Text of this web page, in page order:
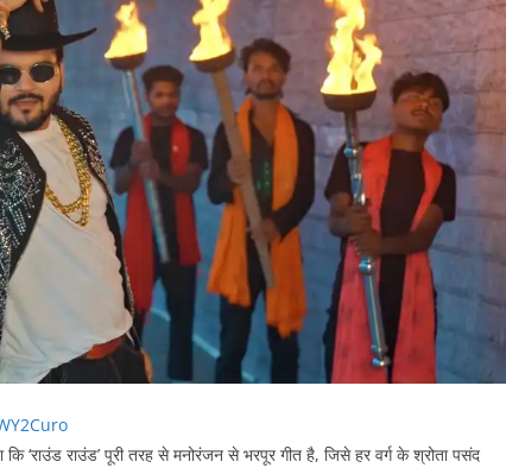
राउंड’ पूरी तरह से मनोरंजन से भरपूर गीत है, जिसे हर वर्ग के श्रोता पसंद